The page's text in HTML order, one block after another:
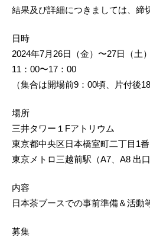
結果及び詳細につきましては、締
日時
2024年7月26日（金）〜27日（土）
11：00〜17：00
（集合は開場前9：00頃、片付後
場所
三井タワー１Fアトリウム
東京都中央区日本橋室町二丁目1
東京メトロ三越前駅（A7、A8 出口
内容
日本茶ブースでの事前準備＆活動
募集